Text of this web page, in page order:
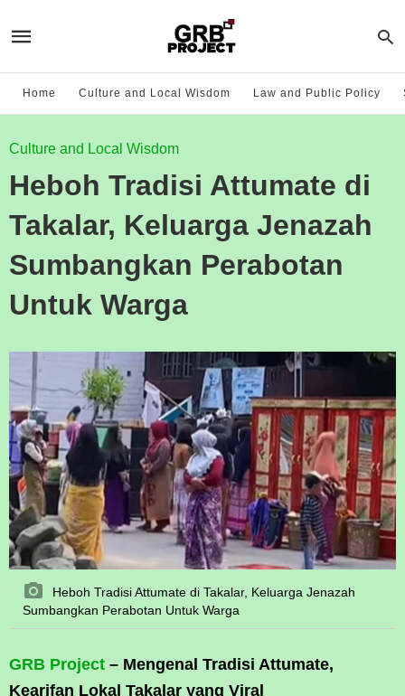
Home Culture and Local Wisdom Law and Public Policy
Culture and Local Wisdom
Heboh Tradisi Attumate di
Takalar, Keluarga Jenazah
Sumbangkan Perabotan
Untuk Warga
Heboh Tradisi Attumate di Takalar, Keluarga Jenazah
Sumbangkan Perabotan Untuk Warga
GRB Project – Mengenal Tradisi Attumate,
Kearifan Lokal Takalar yang Viral